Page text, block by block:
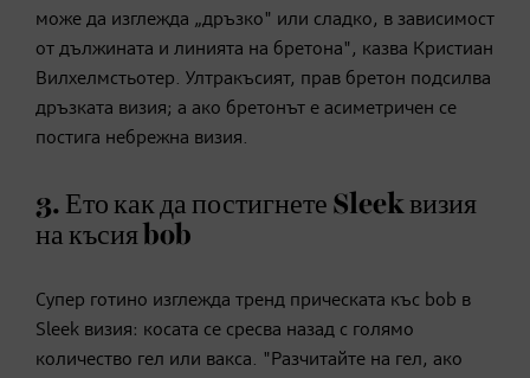
може да изглежда „дръзко" или сладко, в зависимост
от дължината и линията на бретона", казва Кристиан
Вилхелмстьотер. Ултракъсият, прав бретон подсилва
дръзката визия; а ако бретонът е асиметричен се
постига небрежна визия.
3. Ето как да постигнете Sleek визия
на късия bob
Супер готино изглежда тренд прическата къс bob в
Sleek визия: косата се сресва назад с голямо
количество гел или вакса. "Разчитайте на гел, ако